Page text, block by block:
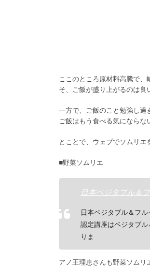
ここのところ原材料高騰で
そ、ご飯が盛り上がるのは良
一方で、ご飯のこと勉強し
ご飯はもう食べる気になら
とことで、ウェブでソムリ
■野菜ソムリエ
日本ベジタブル＆
日本ベジタブル＆フ
認定講座はベジタブ
りま
アノ王理恵さんも野菜ソム